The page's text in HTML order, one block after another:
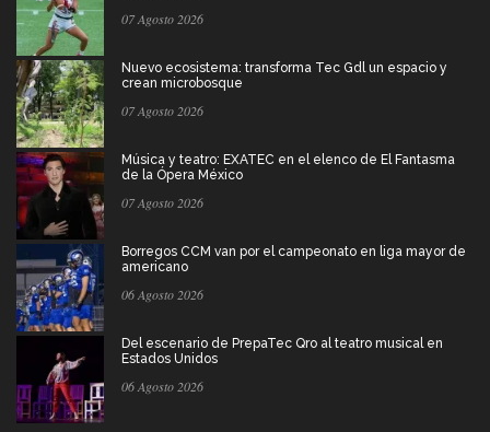
07 Agosto 2026
Nuevo ecosistema: transforma Tec Gdl un espacio y
crean microbosque
07 Agosto 2026
Música y teatro: EXATEC en el elenco de El Fantasma
de la Ópera México
07 Agosto 2026
Borregos CCM van por el campeonato en liga mayor de
americano
06 Agosto 2026
Del escenario de PrepaTec Qro al teatro musical en
Estados Unidos
06 Agosto 2026